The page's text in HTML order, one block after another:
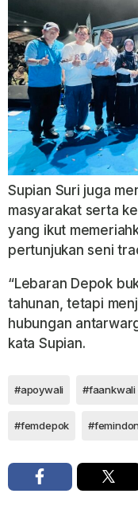
Supian Suri juga
masyarakat serta
yang ikut
pertunjukan seni
“Lebaran Depok
tahunan, tetapi
hubungan
kata Supian.
#apoywali
#femdepok